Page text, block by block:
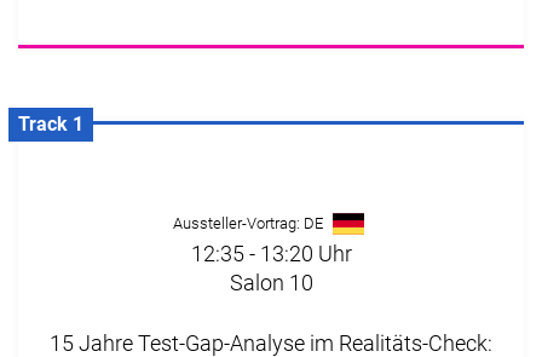
Aussteller-Vortrag: DE
12:35 - 13:20 Uhr
Salon 10
15 Jahre Test-Gap-Analyse im Realitäts-Check:
Track 1